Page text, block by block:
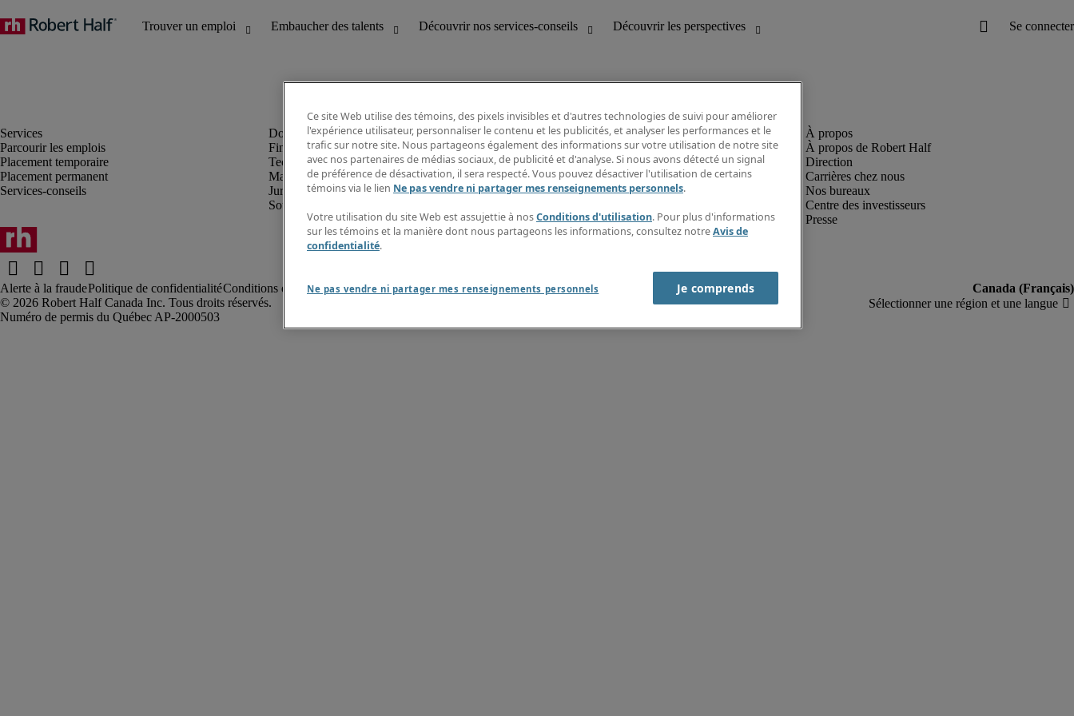
Parcourir les emplois
Placement temporaire
Placement permanent
Services-conseils
Finance et comptabilité
Technologie
Marketing et création
Juridique
Soutien administratif et à la clientèle
Découvrir les perspectives
Répertoire d’emplois
Guide salarial
Rapports de temps
Contactez-nous
À propos de Robert Half
Direction
Carrières chez nous
Nos bureaux
Centre des investisseurs
Presse
Alerte à la fraudePolitique de confidentialitéConditions d’utilisation Rapport sur l'esclavage moderne
Robert Half Canada Inc. Tous droits réservés.
Ce site Web utilise des témoins, des pixels invisibles et d'autres technologies de suivi pour améliorer
l'expérience utilisateur, personnaliser le contenu et les publicités, et analyser les performances et le
trafic sur notre site. Nous partageons également des informations sur votre utilisation de notre site
avec nos partenaires de médias sociaux, de publicité et d'analyse. Si nous avons détecté un signal
de préférence de désactivation, il sera respecté. Vous pouvez désactiver l'utilisation de certains
témoins via le lien Ne pas vendre ni partager mes renseignements personnels.
Votre utilisation du site Web est assujettie à nosConditions d'utilisation. Pour plus d'informations
sur les témoins et la manière dont nous partageons les informations, consultez notreAvis de
confidentialité.
Ne pas vendre ni partager mes renseignements personnels Je comprends